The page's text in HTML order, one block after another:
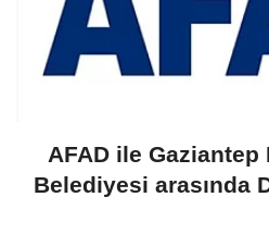
AFAD ile
Belediyesi arasında